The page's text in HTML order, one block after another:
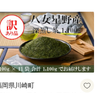
岡県川崎町